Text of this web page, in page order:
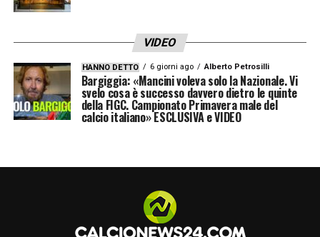
VIDEO
HANNO DETTO 6 giorni ago Alberto Petrosilli
Bargiggia: «Mancini voleva solo la Nazionale. Vi
svelo cosa è successo davvero dietro le quinte
della FIGC. Campionato Primavera male del
calcio italiano» ESCLUSIVA e VIDEO